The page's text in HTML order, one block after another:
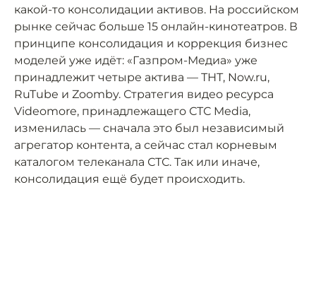
какой-то консолидации активов. На российском
рынке сейчас больше 15 онлайн-кинотеатров. В
принципе консолидация и коррекция бизнес
моделей уже идёт: «Газпром-Медиа» уже
принадлежит четыре актива — ТНТ, Now.ru,
RuTube и Zoomby. Стратегия видео ресурса
Videomore, принадлежащего СТС Media,
изменилась — сначала это был независимый
агрегатор контента, а сейчас стал корневым
каталогом телеканала СТС. Так или иначе,
консолидация ещё будет происходить.